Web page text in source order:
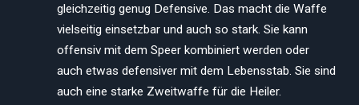
gleichzeitig genug Defensive. Das macht die Waffe
vielseitig einsetzbar und auch so stark. Sie kann
offensiv mit dem Speer kombiniert werden oder
auch etwas defensiver mit dem Lebensstab. Sie sind
auch eine starke Zweitwaffe für die Heiler.